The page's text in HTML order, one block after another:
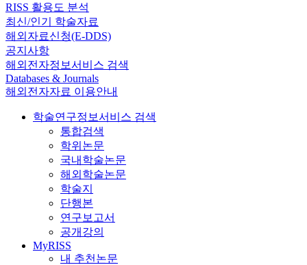
RISS 활용도 분석
최신/인기 학술자료
해외자료신청(E-DDS)
공지사항
해외전자정보서비스 검색
Databases & Journals
해외전자자료 이용안내
학술연구정보서비스 검색
통합검색
학위논문
국내학술논문
해외학술논문
학술지
단행본
연구보고서
공개강의
MyRISS
내 추천논문